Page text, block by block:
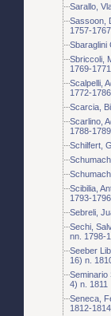
Sarallo,
Sassoon,
1757-1767
Sbaraglini
Sbriccoli,
1769-1771
Scalpelli,
1772-1786
Scarcia,
Scarlino,
1788-1789
Schilfert,
Scibilia,
1793-1796
Sebreli,
Sechi,
nn. 1798-
Seeber
16) n.
Seminario
4) n. 1811
Seneca,
1812-1814